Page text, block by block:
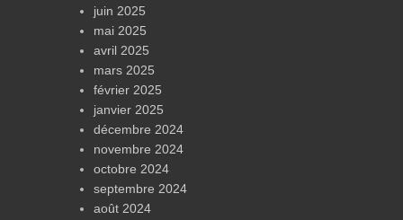
juin 2025
mai 2025
avril 2025
mars 2025
février 2025
janvier 2025
décembre 2024
novembre 2024
octobre 2024
septembre 2024
août 2024